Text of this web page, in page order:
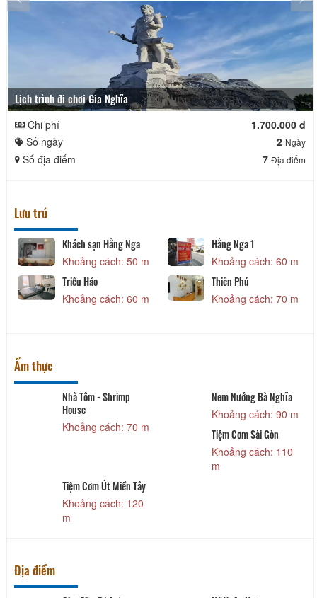
Lịch trình đi chơi Gia Nghĩa
Chi phí
1.700.000 đ
Số ngày
2 Ngày
Số địa điểm 7 Địa điểm
Lưu trú
Khách sạn Hằng Nga
Khoảng cách: 50 m
Hằng Nga 1
Khoảng cách: 60 m
Triều Hảo
Khoảng cách: 60 m
Thiên Phú
Khoảng cách: 70 m
Ẩm thực
Nhà Tôm - Shrimp
House
Khoảng cách: 70 m
Nem Nướng Bà Nghĩa
Khoảng cách: 90 m
Tiệm Cơm Sài Gòn
Khoảng cách: 110
m
Tiệm Cơm Út Miền Tây
Khoảng cách: 120
m
Địa điểm